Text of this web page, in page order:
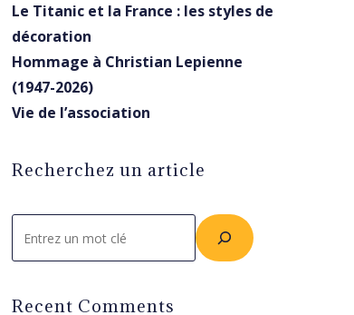
Le Titanic et la France : les styles de
décoration
Hommage à Christian Lepienne
(1947-2026)
Vie de l’association
Recherchez un article
Recent Comments